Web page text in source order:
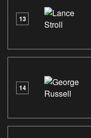
13
14